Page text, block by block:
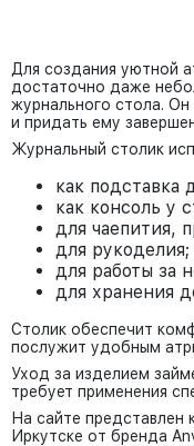
Для создания уютной
достаточно даже
журнального стола.
и придать ему
Журнальный столик
как подставка
как консоль у
для чаепития,
для рукоделия;
для работы за
для хранения
Столик обеспечит
послужит удобным
Уход за изделием
требует применения
На сайте представлен
Иркутске от бренда